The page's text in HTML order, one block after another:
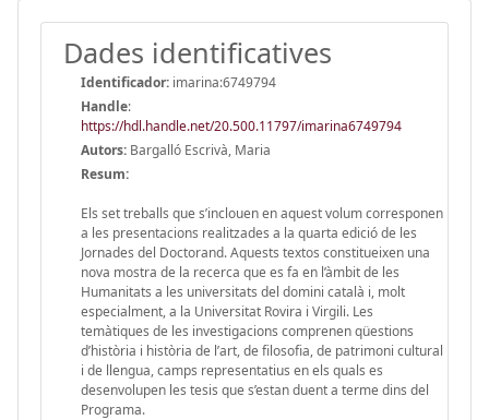
Dades identificatives
Identificador: imarina:6749794
Handle:
https://hdl.handle.net/20.500.11797/imarina6749794
Autors: Bargalló Escrivà, Maria
Resum:
Els set treballs que s’inclouen en aquest volum corresponen
a les presentacions realitzades a la quarta edició de les
Jornades del Doctorand. Aquests textos constitueixen una
nova mostra de la recerca que es fa en l’àmbit de les
Humanitats a les universitats del domini català i, molt
especialment, a la Universitat Rovira i Virgili. Les
temàtiques de les investigacions comprenen qüestions
d’història i història de l’art, de filosofia, de patrimoni cultural
i de llengua, camps representatius en els quals es
desenvolupen les tesis que s’estan duent a terme dins del
Programa.